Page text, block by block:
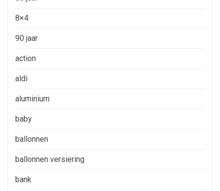
8×4
90 jaar
action
aldi
aluminium
baby
ballonnen
ballonnen versiering
bank